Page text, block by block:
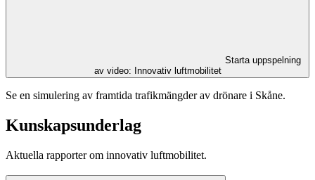
Starta uppspelning
av video: Innovativ luftmobilitet
Se en simulering av framtida trafikmängder av drönare i Skåne.
Kunskapsunderlag
Aktuella rapporter om innovativ luftmobilitet.